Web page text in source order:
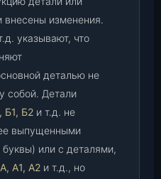
изменения.
указывают, что
деталью не
собой. Детали
Б1, Б2 и т.д. не
выпущенными
или с деталями,
А, А1, А2 и т.д., но